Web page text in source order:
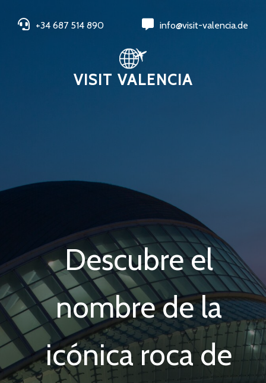
+34 687 514 890 info@visit-valencia.de
VISIT VALENCIA
Descubre el
nombre de la
icónica roca de